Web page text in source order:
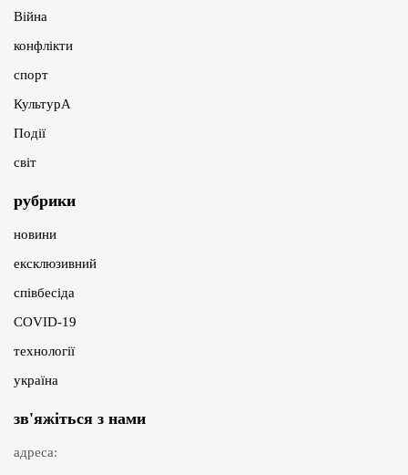
Війна
конфлікти
спорт
КультурА
Події
світ
рубрики
новини
ексклюзивний
співбесіда
COVID-19
технології
україна
зв'яжіться з нами
адреса: